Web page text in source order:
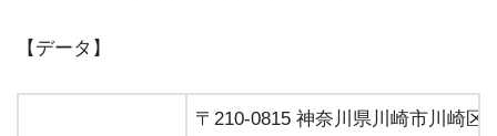
【データ】
〒210-0815 神奈川県川崎市川崎区